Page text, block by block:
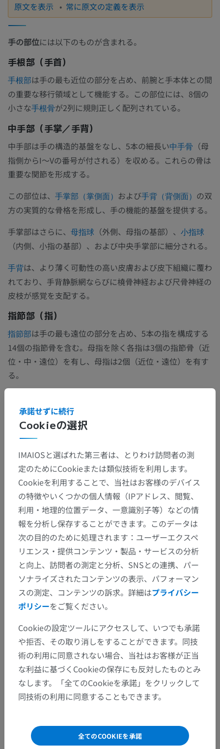
原文を表示 常に原文の定義を表示
手の部位には以下のものが含まれる。
手根部（手首）
手根部は手の最も近位の部分を占め、前腕と手本体との間
の重要な移行領域として機能する。この部位には、8個の
小さな手根骨が2列に規則正しく配列されている。
中手部（手掌／手背）
中手部は手の構造的基盤をなし、5本の細長い中手骨 （母
指側からI〜Vの番号が付される）を収める。これらの骨は
重要な関節を形成する。
この部位は、 手掌部（掌側面） および手背（背側面） の双
方の実質的な骨格を形成し、手の機能的基盤を提供する。
手掌部はさらに、 母指球 （外側、母指の基部）、 小指球
（内側、小指の基部）、および中央手掌部に細分される。
手背は、より薄く可動性の高い皮膚および皮下組織に覆わ
れており、手背静脈網ならびに橈骨神経および尺骨神経の
皮枝が感覚を支配する。
指節部（指）
指節部は手の最も遠位の部分を占め、5本の指を構成する
14個の指節骨を含む。母指を除く各指は3個の指節骨（近
位・中・遠位）を有し、母指は2個（近位・遠位）を有す
る。
解剖学的階層
人体解剖学2
人体 > 人体の部位 上肢の部位> 手の部位
下位構造：
中手部
手背
手掌
指の部位
人体解剖学1
動物の比較解剖学
Cookieの選択
承諾せずに続行
IMAIOSと選ばれた第三者は、とりわけ訪問者の測
定のためにCookieまたは類似技術を利用します。
Cookieを利用することで、当社はお客様のデバイス
の特徴やいくつかの個人情報（IPアドレス、閲覧、
利用・地理的位置データ、一意識別子等）などの情
報を分析し保存することができます。このデータは
次の目的のために処理されます：ユーザーエクスペ
リエンス・提供コンテンツ・製品・サービスの分析
と向上、訪問者の測定と分析、SNSとの連携、パー
ソナライズされたコンテンツの表示、パフォーマン
スの測定、コンテンツの訴求。詳細はプライバシー
ポリシーをご覧ください。
Cookieの設定ツールにアクセスして、いつでも承諾
や拒否、その取り消しをすることができます。同技
術の利用に同意されない場合、当社はお客様が正当
な利益に基づくCookieの保存にも反対したものとみ
なします。「全てのCookieを承諾」をクリックして
同技術の利用に同意することもできます。
全てのCOOKIEを承諾